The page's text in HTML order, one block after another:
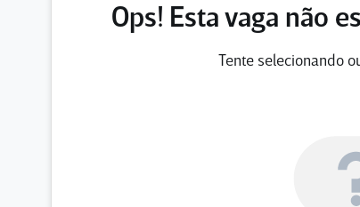
Ops! Esta vaga não
Tente selecionando